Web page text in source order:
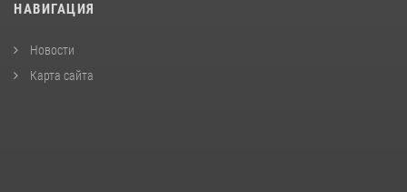
НАВИГАЦИЯ
Новости
Карта сайта